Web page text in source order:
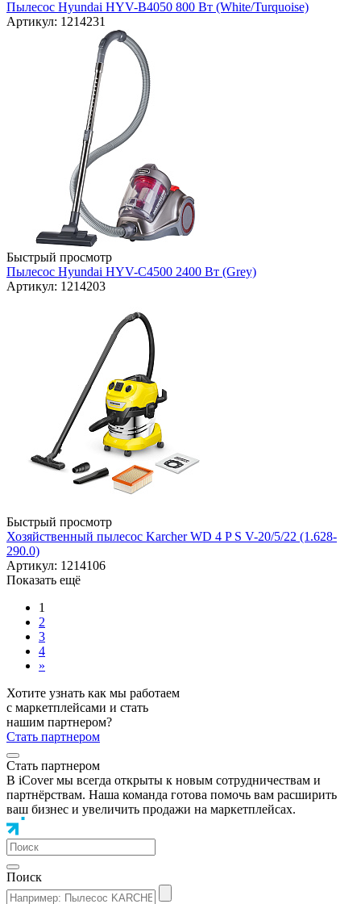
Пылесос Hyundai HYV-B4050 800 Вт (White/Turquoise)
Артикул: 1214231
Быстрый просмотр
Пылесос Hyundai HYV-C4500 2400 Вт (Grey)
Артикул: 1214203
Быстрый просмотр
Хозяйственный пылесос Karcher WD 4 P S V-20/5/22 (1.628-
290.0)
Артикул: 1214106
Показать ещё
1
2
3
4
»
Хотите узнать как мы работаем
с маркетплейсами и стать
нашим партнером?
Стать партнером
Стать партнером
В iCover мы всегда открыты к новым сотрудничествам и
партнёрствам. Наша команда готова помочь вам расширить
ваш бизнес и увеличить продажи на маркетплейсах.
Поиск